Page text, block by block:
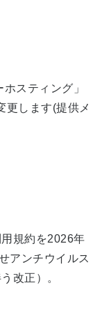
スティング」
更します(提供メ
用規約を2026年
アンチウイルス
改正）。